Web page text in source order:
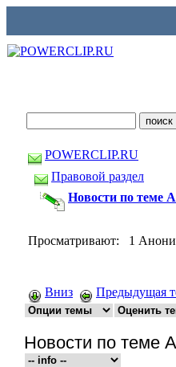
POWERCLIP.RU
Правовой раздел
Новости по теме
Просматривают: 1
Вниз Предыдущая
Новости по теме